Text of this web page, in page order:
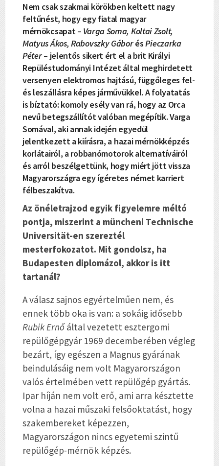
Nem csak szakmai körökben keltett nagy
feltűnést, hogy egy fiatal magyar
mérnökcsapat – Varga Soma, Koltai Zsolt,
Matyus Ákos, Rabovszky GáborésPieczarka
Péter– jelentős sikert ért el a brit Királyi
Repüléstudományi Intézet által meghirdetett
versenyen elektromos hajtású, függőleges fel-
és leszállásra képes járművükkel. A folyatatás
is bíztató: komoly esély van rá, hogy az Orca
nevű betegszállítót valóban megépítik. Varga
Somával, aki annak idején egyedül
jelentkezett a kiírásra, a hazai mérnökképzés
korlátairól, a robbanómotorok alternatíváiról
és arról beszélgettünk, hogy miért jött vissza
Magyarországra egy ígéretes német karriert
félbeszakítva.
Az önéletrajzod egyik figyelemre méltó
pontja, miszerint a müncheni Technische
Universität-en szereztél
mesterfokozatot. Mit gondolsz, ha
Budapesten diplomázol, akkor is itt
tartanál?
A válasz sajnos egyértelműen nem, és
ennek több oka is van: a sokáig idősebb
Rubik Ernőáltal vezetett esztergomi
repülőgépgyár 1969 decemberében végleg
bezárt, így egészen a Magnus gyárának
beindulásáig nem volt Magyarországon
valós értelmében vett repülőgép gyártás.
Ipar híján nem volt erő, ami arra késztette
volna a hazai műszaki felsőoktatást, hogy
szakembereket képezzen,
Magyarországon nincs egyetemi szintű
repülőgép-mérnök képzés.